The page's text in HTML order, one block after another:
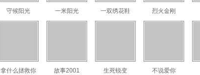
守候阳光 一米阳光 一双绣花鞋 烈火金刚
拿什么拯救你
故事2001 生死锐变 不说爱你